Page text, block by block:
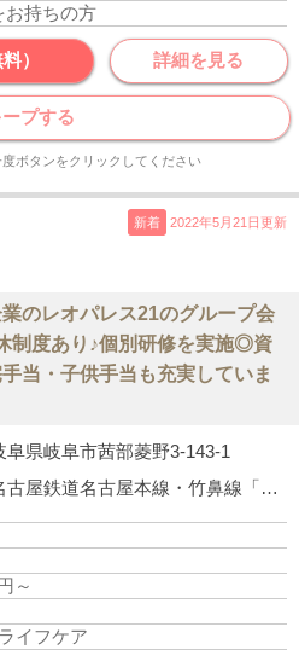
お持ちの方
） 詳細を見る
プする
ボタンをクリックしてください
新着 2022年5月21日更新
のレオパレス21のグループ会
制度あり♪個別研修を実施◎資
当・子供手当も充実していま
阜県岐阜市茜部菱野3-143-1
名古屋鉄道名古屋本線・竹鼻線「笠松駅」より徒歩27分
～
イフケア